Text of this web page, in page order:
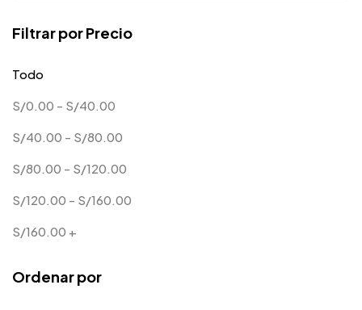
Filtrar por Precio
Todo
S/0.00 - S/40.00
S/40.00 - S/80.00
S/80.00 - S/120.00
S/120.00 - S/160.00
S/160.00 +
Ordenar por